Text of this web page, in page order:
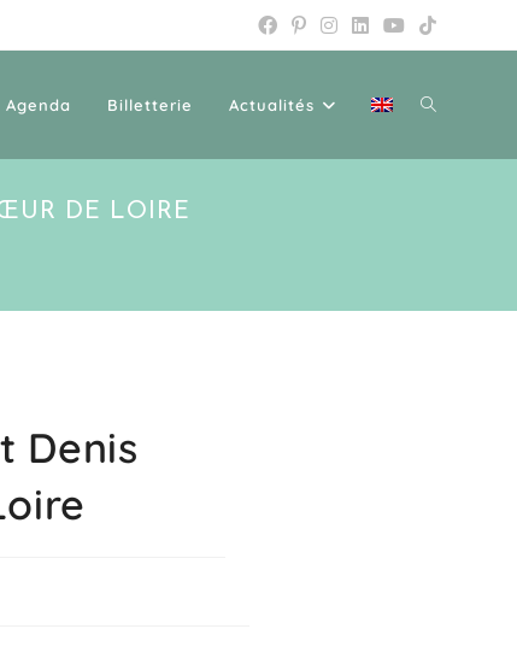
Agenda Billetterie Actualités
DE LOIRE
Denis